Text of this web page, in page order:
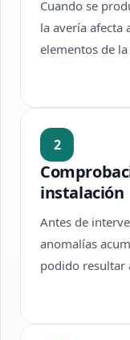
Cuando se
la avería afecta
elementos de
2
instalación
Antes de
anomalías
podido resultar